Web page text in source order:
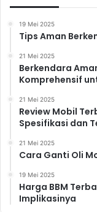
19 Mei 2025
Tips Aman
21 Mei 2025
Berkendara
Komprehensif
21 Mei 2025
Review Mobil
Spesifikasi dan
21 Mei 2025
Cara Ganti Oli
19 Mei 2025
Harga BBM
Implikasinya